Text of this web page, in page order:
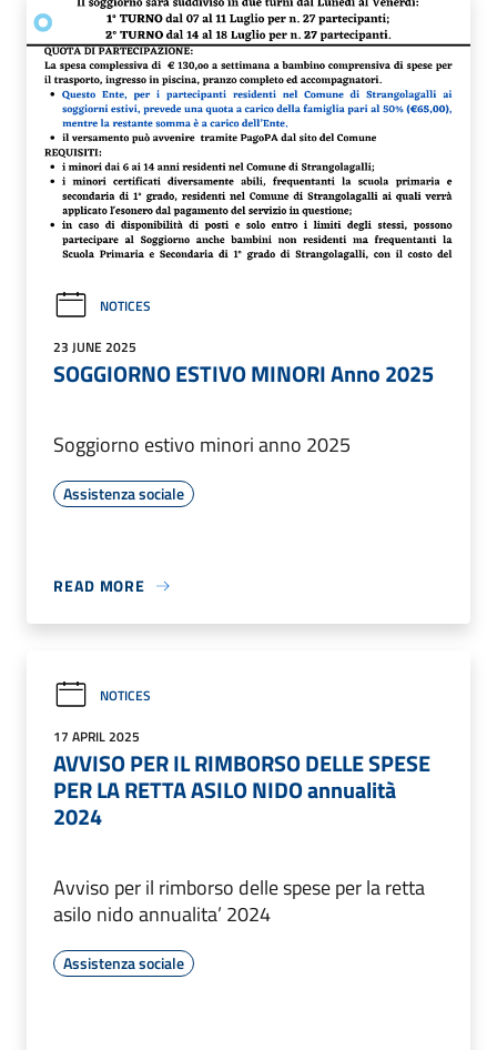
NOTICES
23 JUNE 2025
SOGGIORNO ESTIVO MINORI Anno 2025
Soggiorno estivo minori anno 2025
Assistenza sociale
READ MORE
NOTICES
17 APRIL 2025
AVVISO PER IL RIMBORSO DELLE SPESE
PER LA RETTA ASILO NIDO annualità
2024
Avviso per il rimborso delle spese per la retta
asilo nido annualita’ 2024
Assistenza sociale